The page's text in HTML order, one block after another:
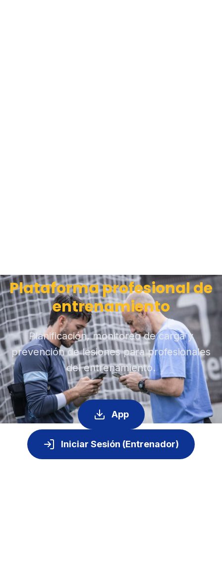
Plataforma profesional de
entrenamiento
Planificación, monitoreo de carga y
prevención de lesiones para profesionales
del entrenamiento.
App
Iniciar Sesión (Entrenador)